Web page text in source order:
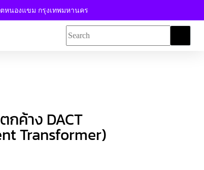
ตหนองแขม กรุงเทพมหานคร
ค้าง DACT
Transformer)